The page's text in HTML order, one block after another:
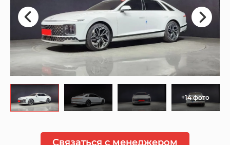
+14 фото
Связаться с менеджером